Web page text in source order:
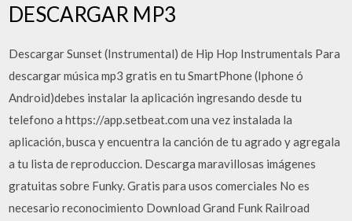
DESCARGAR MP3
Descargar Sunset (Instrumental) de Hip Hop Instrumentals Para
descargar música mp3 gratis en tu SmartPhone (Iphone ó
Android)debes instalar la aplicación ingresando desde tu
telefono a https://app.setbeat.com una vez instalada la
aplicación, busca y encuentra la canción de tu agrado y agregala
a tu lista de reproduccion. Descarga maravillosas imágenes
gratuitas sobre Funky. Gratis para usos comerciales No es
necesario reconocimiento Download Grand Funk Railroad